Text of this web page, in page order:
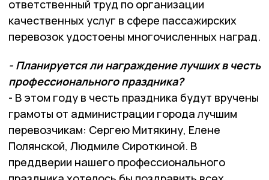
ответственный труд по организации
качественных услуг в сфере пассажирских
перевозок удостоены многочисленных наград.
- Планируется ли награждение лучших в честь
профессионального праздника?
- В этом году в честь праздника будут вручены
грамоты от администрации города лучшим
перевозчикам: Сергею Митякину, Елене
Полянской, Людмиле Сироткиной. В
преддверии нашего профессионального